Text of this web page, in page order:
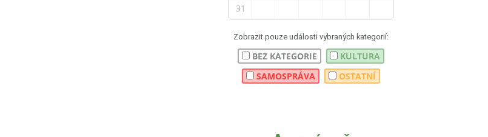
31
Zobrazit pouze události vybraných kategorií:
BEZ KATEGORIE
KULTURA
SAMOSPRÁVA
OSTATNÍ